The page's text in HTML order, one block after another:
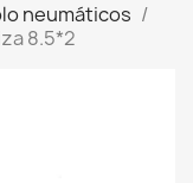
neumáticos
8.5*2